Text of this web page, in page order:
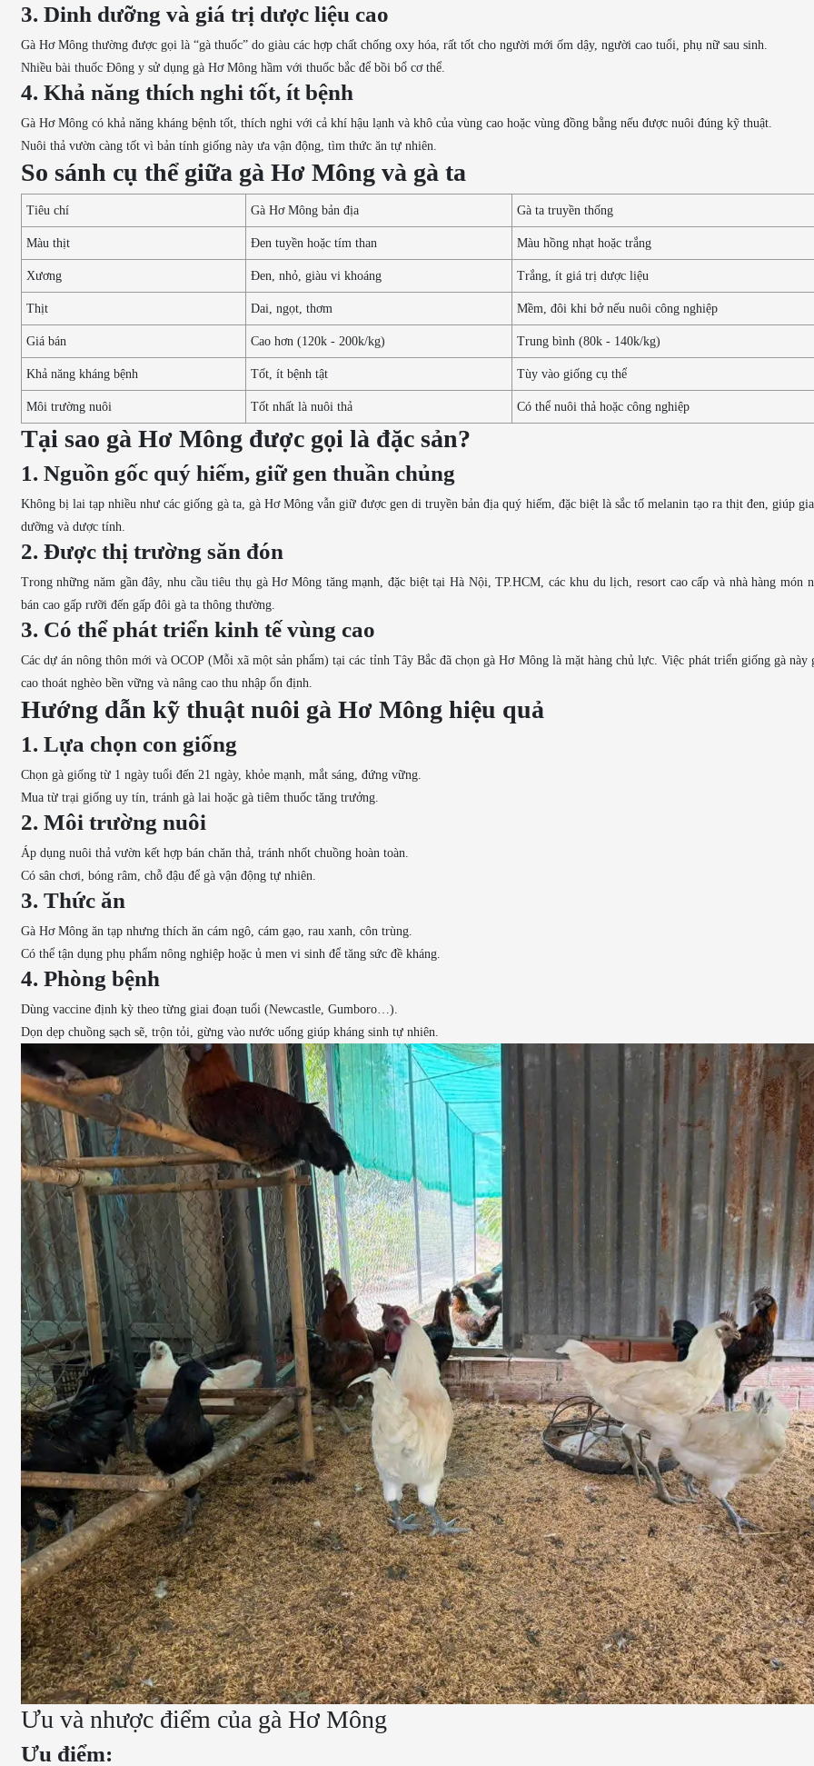
3. Dinh dưỡng và giá trị dược liệu cao
Gà Hơ Mông thường được gọi là “gà thuốc” do giàu các hợp chất chống oxy hóa, rất tốt cho người mới ốm dậy, người cao tuổi, phụ nữ sau sinh.
Nhiều bài thuốc Đông y sử dụng gà Hơ Mông hầm với thuốc bắc để bồi bổ cơ thể.
4. Khả năng thích nghi tốt, ít bệnh
Gà Hơ Mông có khả năng kháng bệnh tốt, thích nghi với cả khí hậu lạnh và khô của vùng cao hoặc vùng đồng bằng nếu được nuôi đúng kỹ thuật.
Nuôi thả vườn càng tốt vì bản tính giống này ưa vận động, tìm thức ăn tự nhiên.
So sánh cụ thể giữa gà Hơ Mông và gà ta
Tiêu chí Gà Hơ Mông bản địa Gà ta truyền thống
Màu thịt Đen tuyền hoặc tím than Màu hồng nhạt hoặc trắng
Xương Đen, nhỏ, giàu vi khoáng Trắng, ít giá trị dược liệu
Thịt Dai, ngọt, thơm Mềm, đôi khi bở nếu nuôi công nghiệp
Giá bán Cao hơn (120k - 200k/kg) Trung bình (80k - 140k/kg)
Khả năng kháng bệnh Tốt, ít bệnh tật Tùy vào giống cụ thể
Môi trường nuôi Tốt nhất là nuôi thả Có thể nuôi thả hoặc công nghiệp
Tại sao gà Hơ Mông được gọi là đặc sản?
1. Nguồn gốc quý hiếm, giữ gen thuần chủng
Không bị lai tạp nhiều như các giống gà ta, gà Hơ Mông vẫn giữ được gen di truyền bản địa quý hiếm, đặc biệt là sắc tố melanin tạo ra thịt đen, giúp
dưỡng và dược tính.
2. Được thị trường săn đón
Trong những năm gần đây, nhu cầu tiêu thụ gà Hơ Mông tăng mạnh, đặc biệt tại Hà Nội, TP.HCM, các khu du lịch, resort cao cấp và nhà hàng món
bán cao gấp rưỡi đến gấp đôi gà ta thông thường.
3. Có thể phát triển kinh tế vùng cao
Các dự án nông thôn mới và OCOP (Mỗi xã một sản phẩm) tại các tỉnh Tây Bắc đã chọn gà Hơ Mông là mặt hàng chủ lực. Việc phát triển giống gà này
cao thoát nghèo bền vững và nâng cao thu nhập ổn định.
Hướng dẫn kỹ thuật nuôi gà Hơ Mông hiệu quả
1. Lựa chọn con giống
Chọn gà giống từ 1 ngày tuổi đến 21 ngày, khỏe mạnh, mắt sáng, đứng vững.
Mua từ trại giống uy tín, tránh gà lai hoặc gà tiêm thuốc tăng trưởng.
2. Môi trường nuôi
Áp dụng nuôi thả vườn kết hợp bán chăn thả, tránh nhốt chuồng hoàn toàn.
Có sân chơi, bóng râm, chỗ đậu để gà vận động tự nhiên.
3. Thức ăn
Gà Hơ Mông ăn tạp nhưng thích ăn cám ngô, cám gạo, rau xanh, côn trùng.
Có thể tận dụng phụ phẩm nông nghiệp hoặc ủ men vi sinh để tăng sức đề kháng.
4. Phòng bệnh
Dùng vaccine định kỳ theo từng giai đoạn tuổi (Newcastle, Gumboro…).
Dọn dẹp chuồng sạch sẽ, trộn tỏi, gừng vào nước uống giúp kháng sinh tự nhiên.
Ưu và nhược điểm của gà Hơ Mông
Ưu điểm: